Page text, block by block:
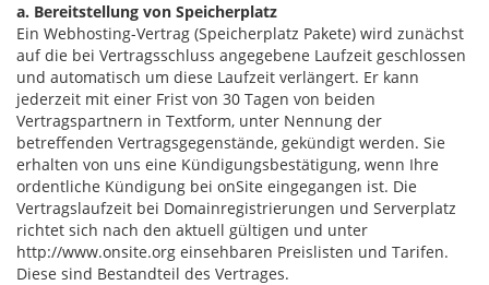
a. Bereitstellung von Speicherplatz
Ein Webhosting-Vertrag (Speicherplatz Pakete) wird zunächst
auf die bei Vertragsschluss angegebene Laufzeit geschlossen
und automatisch um diese Laufzeit verlängert. Er kann
jederzeit mit einer Frist von 30 Tagen von beiden
Vertragspartnern in Textform, unter Nennung der
betreffenden Vertragsgegenstände, gekündigt werden. Sie
erhalten von uns eine Kündigungsbestätigung, wenn Ihre
ordentliche Kündigung bei onSite eingegangen ist. Die
Vertragslaufzeit bei Domainregistrierungen und Serverplatz
richtet sich nach den aktuell gültigen und unter
http://www.onsite.org einsehbaren Preislisten und Tarifen.
Diese sind Bestandteil des Vertrages.